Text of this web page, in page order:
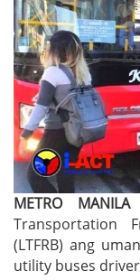
METRO
Transportation
(LTFRB) ang
utility buses